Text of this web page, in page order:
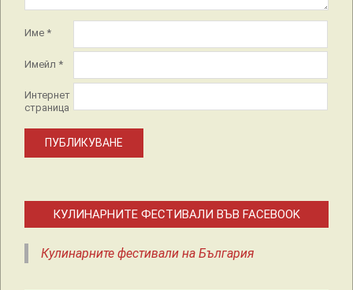
Име *
Имейл *
Интернет
страница
КУЛИНАРНИТЕ ФЕСТИВАЛИ ВЪВ FACEBOOK
Кулинарните фестивали на България